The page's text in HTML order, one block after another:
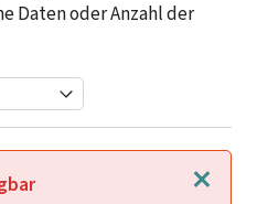
Daten oder Anzahl der